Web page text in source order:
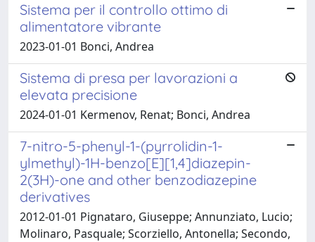
Sistema per il controllo ottimo di
alimentatore vibrante
2023-01-01 Bonci, Andrea
Sistema di presa per lavorazioni a
elevata precisione
2024-01-01 Kermenov, Renat; Bonci, Andrea
7-nitro-5-phenyl-1-(pyrrolidin-1-
ylmethyl)-1H-benzo[E][1,4]diazepin-
2(3H)-one and other benzodiazepine
derivatives
2012-01-01 Pignataro, Giuseppe; Annunziato, Lucio;
Molinaro, Pasquale; Scorziello, Antonella; Secondo,